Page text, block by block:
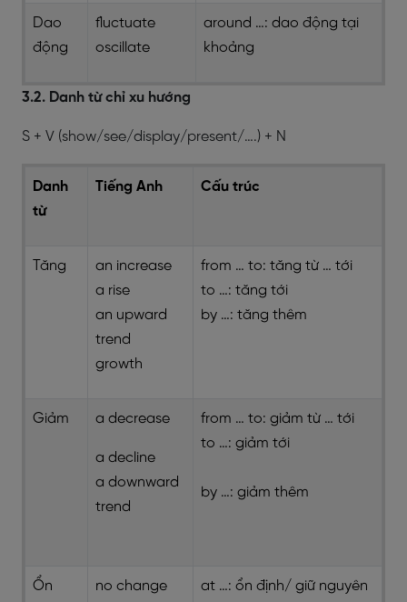
Dao
động
fluctuate
oscillate
around …: dao động tại
khoảng
3.2. Danh từ chỉ xu hướng
S + V (show/see/display/present/….) + N
Danh
từ
Tiếng Anh Cấu trúc
Tăng
an increase
a rise
an upward
trend
growth
from … to: tăng từ … tới
to …: tăng tới
by …: tăng thêm
Giảm a decrease
a decline
a downward
trend
from … to: giảm từ … tới
to …: giảm tới
by …: giảm thêm
Ổn
no change
at …: ổn định/ giữ nguyên